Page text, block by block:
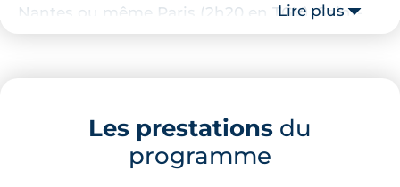
Nantes ou même Paris (2h20 en TGV). Saint-
Malo séduit par son patrimoine préservé, son
Saint-Servan offre un cadre de vie unique,
entre tradition et modernité. Ses rues
Lire plus
Les prestations du
programme